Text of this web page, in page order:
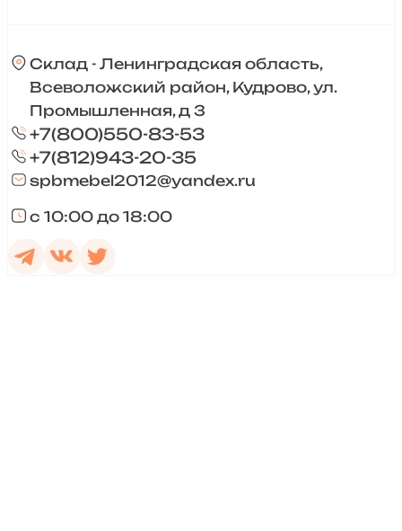
Склад - Ленинградская область,
Всеволожский район, Кудрово, ул.
Промышленная, д 3
+7(800)550-83-53
+7(812)943-20-35
spbmebel2012@yandex.ru
с 10:00 до 18:00